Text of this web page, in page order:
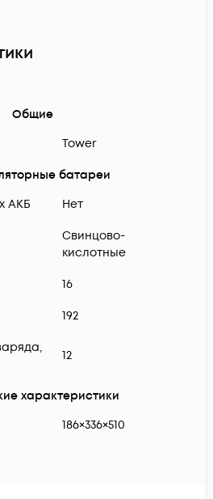
Общие
Tower
батареи
АКБ
Нет
Свинцово-
кислотные
16
192
12
характеристики
186×336×510